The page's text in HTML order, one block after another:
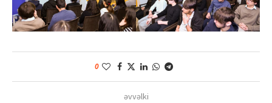
0
əvvəlki